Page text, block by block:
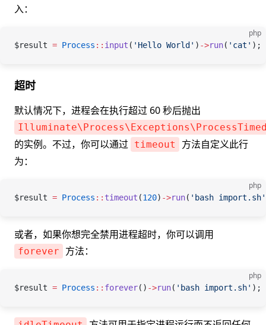
入：
php
$result = Process :: input ( 'Hello World' ) ->run( 'cat' );
超时
默认情况下，进程会在执行超过 60 秒后抛出
的实例。不过，你可以通过 timeout
方法自定义此行
为：
php
$result = Process :: timeout (120) ->run( 'bash import.sh'
或者，如果你想完全禁用进程超时，你可以调用
forever 方法：
php
$result = Process :: forever() ->run( 'bash import.sh' );